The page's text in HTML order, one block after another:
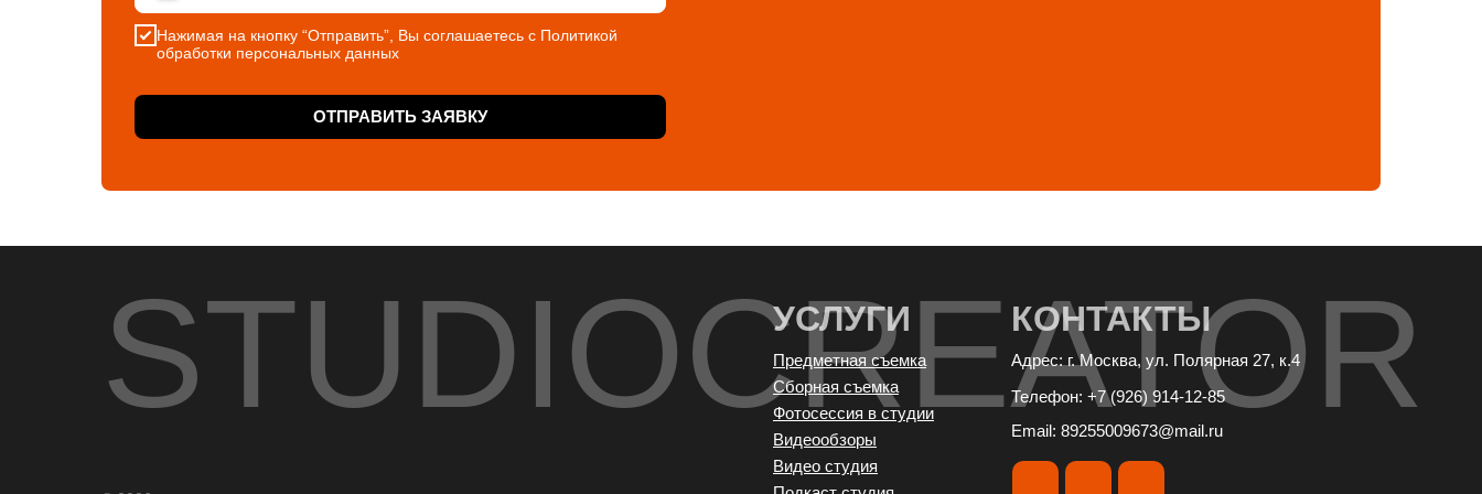
Нажимая на кнопку “Отправить”, Вы соглашаетесь с Политикой
обработки персональных данных
ОТПРАВИТЬ ЗАЯВКУ
STUDIOCREATOR
УСЛУГИ КОНТАКТЫ
Предметная съемка
Фотосессия в студии
Видео студия
Сборная съемка
Видеообзоры
Адрес: г. Москва, ул. Полярная 27, к.4
Телефон: +7 (926) 914-12-85
Email: 89255009673@mail.ru